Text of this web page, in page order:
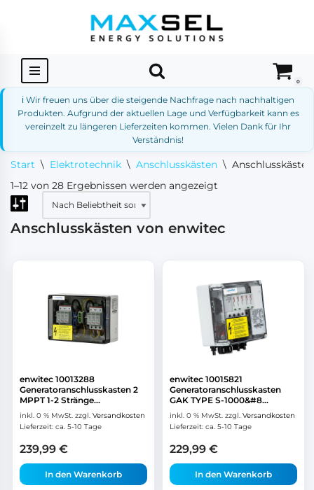
springen
0
ℹ️ Wir freuen uns über die steigende Nachfrage nach nachhaltigen
Produkten. Aufgrund der aktuellen Lage und Verfügbarkeit kann es
vereinzelt zu längeren Lieferzeiten kommen. Vielen Dank für Ihr
Verständnis!
Start \ Elektrotechnik \ Anschlusskästen \
1–12 von 28 Ergebnissen werden angezeigt
Anschlusskästen von enwitec
enwitec 10013288
Generatoranschlusskasten 2
MPPT 1-2 Stränge...
inkl. 0 % MwSt. zzgl. Versandkosten
Lieferzeit: ca. 5-10 Tage
239,99 €
In den Warenkorb
enwitec 10015821
Generatoranschlusskasten
GAK TYPE S-1000&#8...
inkl. 0 % MwSt. zzgl. Versandkosten
Lieferzeit: ca. 5-10 Tage
229,99 €
In den Warenkorb